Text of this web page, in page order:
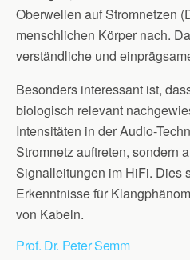
Oberwellen auf Stromnetzen
menschlichen Körper nach.
verständliche und
Besonders interessant ist,
biologisch relevant
Intensitäten in der Audio-
Stromnetz auftreten, sondern
Signalleitungen im HiFi. Dies
Erkenntnisse für
von Kabeln.
Prof. Dr. Peter Semm